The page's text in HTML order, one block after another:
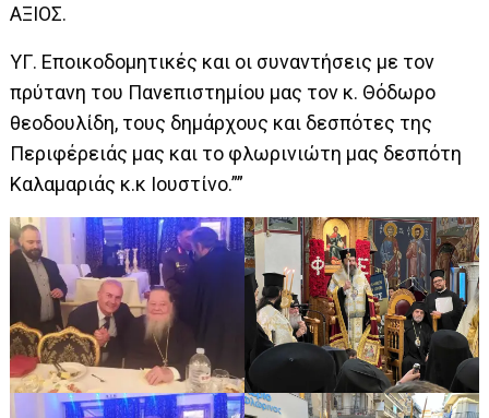
ΑΞΙΟΣ.
ΥΓ. Εποικοδομητικές και οι συναντήσεις με τον
πρύτανη του Πανεπιστημίου μας τον κ. Θόδωρο
θεοδουλίδη, τους δημάρχους και δεσπότες της
Περιφέρειάς μας και το φλωρινιώτη μας δεσπότη
Καλαμαριάς κ.κ Ιουστίνο.””